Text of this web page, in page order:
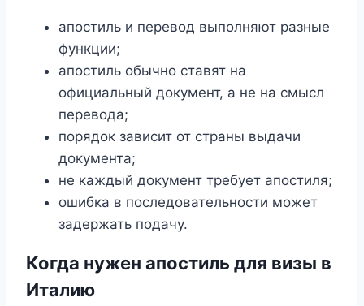
апостиль и перевод выполняют разные
функции;
апостиль обычно ставят на
официальный документ, а не на смысл
перевода;
порядок зависит от страны выдачи
документа;
не каждый документ требует апостиля;
ошибка в последовательности может
задержать подачу.
Когда нужен апостиль для визы в
Италию